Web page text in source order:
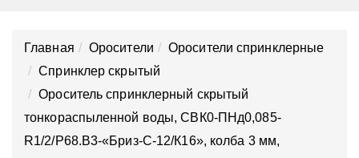
Главная Оросители
Оросители спринклерные
Спринклер скрытый
Ороситель спринклерный скрытый
тонкораспыленной воды, CВК0-ПНд0,085-
R1/2/P68.B3-«Бриз-С-12/К16», колба 3 мм,